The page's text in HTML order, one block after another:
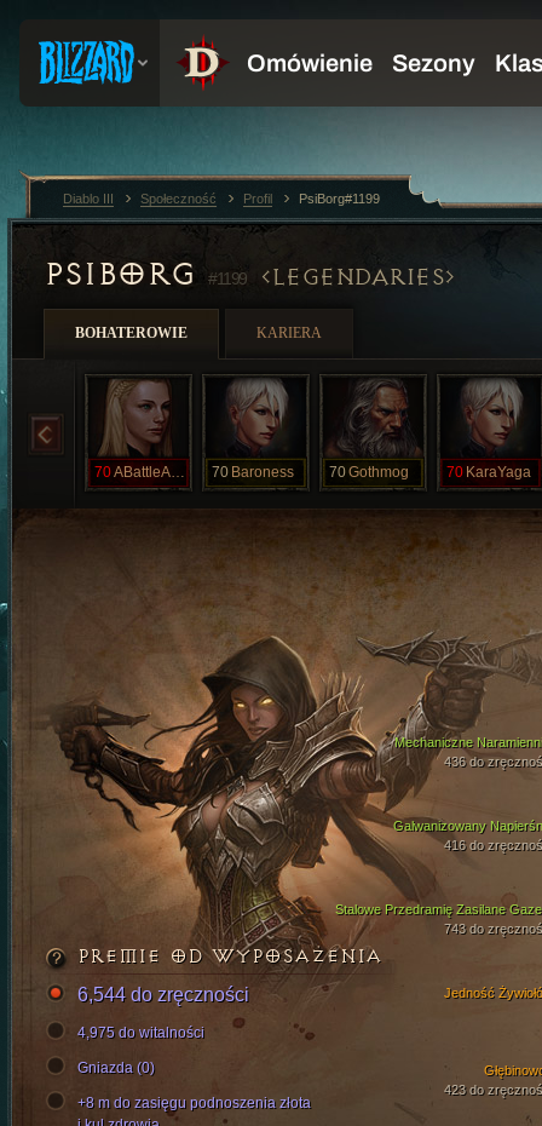
PSIBORG#1199 LEGENDARIES
BOHATEROWIE KARIERA
70 ABattleAngel 70 Baroness 70Gothmog 70 KaraYaga
Galwanizowany
416 do
Stalowe Przedramię Zasilane
743 do
Mechaniczne
436 do
423 do
Jedność
PREMIE OD WYPOSAŻENIA
6,544 do zręczności
4,975 do witalności
Gniazda (0)
+8 m do zasięgu podnoszenia złota
Diablo III Społeczność Profil PsiBorg#1199